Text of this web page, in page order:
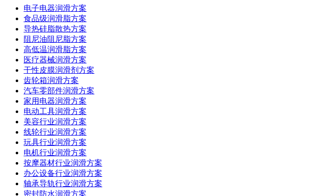
电子电器润滑方案
食品级润滑脂方案
导热硅脂散热方案
阻尼油阻尼脂方案
高低温润滑脂方案
医疗器械润滑方案
干性皮膜润滑剂方案
齿轮箱润滑方案
汽车零部件润滑方案
家用电器润滑方案
电动工具润滑方案
美容行业润滑方案
线轮行业润滑方案
玩具行业润滑方案
电机行业润滑方案
按摩器材行业润滑方案
办公设备行业润滑方案
轴承导轨行业润滑方案
密封防水润滑方案